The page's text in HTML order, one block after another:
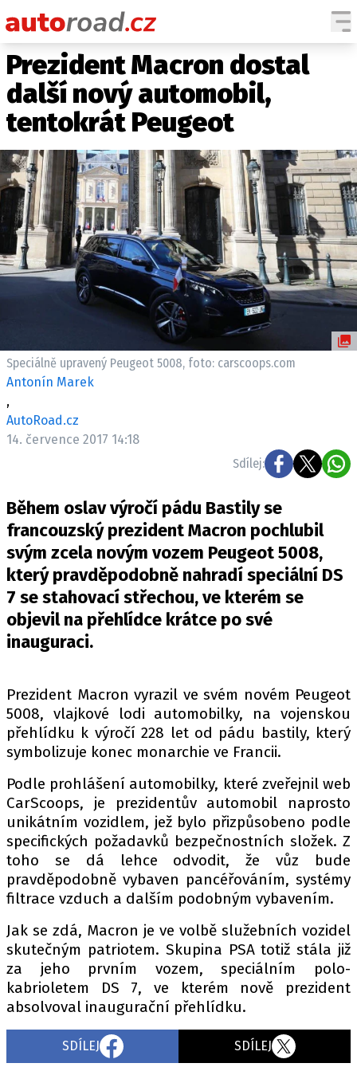
AUTA
TESTY AUT
NOVINKY
SPY
HISTORIE
ZAJÍMAVOSTI
TECHNIKA
EKONOMIKA
ČESKÝ TRH
TUNING
PROFI
ELEKTRO
OSTATNÍ
TISKOVKY
ROZHOVORY
DAKAR
Z DOMOVA
PIT LANE
ČEŠI V AKCI
MEZINÁRODNÍ SCÉNA
SLEDUJTE NÁS NA
Máte příběh, fotku nebo video?
Pošlete e-mail na autoroad.cz
ETICKÝ KODEX
KONTAKT
VYDAVATEL
OSOBNÍ ÚDAJE / COOKIES
Prezident Macron dostal
další nový automobil,
tentokrát Peugeot
Speciálně upravený Peugeot 5008, foto: carscoops.com
Antonín Marek
,
AutoRoad.cz
14. července 2017 14:18
Sdílej:
Během oslav výročí pádu Bastily se
francouzský prezident Macron pochlubil
svým zcela novým vozem Peugeot 5008,
který pravděpodobně nahradí speciální DS
7 se stahovací střechou, ve kterém se
objevil na přehlídce krátce po své
inauguraci.
Prezident Macron vyrazil ve svém novém Peugeot
5008, vlajkové lodi automobilky, na vojenskou
přehlídku k výročí 228 let od pádu bastily, který
symbolizuje konec monarchie ve Francii.
Podle prohlášení automobilky, které zveřejnil web
CarScoops, je prezidentův automobil naprosto
unikátním vozidlem, jež bylo přizpůsobeno podle
specifických požadavků bezpečnostních složek. Z
toho se dá lehce odvodit, že vůz bude
pravděpodobně vybaven pancéřováním, systémy
filtrace vzduch a dalším podobným vybavením.
Jak se zdá, Macron je ve volbě služebních vozidel
skutečným patriotem. Skupina PSA totiž stála již
za jeho prvním vozem, speciálním polo-
kabrioletem DS 7, ve kterém nově prezident
absolvoval inaugurační přehlídku.
SDÍLEJ SDÍLEJ